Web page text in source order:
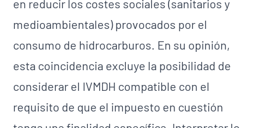
en reducir los costes sociales (sanitarios y
medioambientales) provocados por el
consumo de hidrocarburos. En su opinión,
esta coincidencia excluye la posibilidad de
considerar el IVMDH compatible con el
requisito de que el impuesto en cuestión